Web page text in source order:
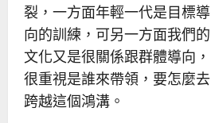
裂，一方面年輕一代是目標導
向的訓練，可另一方面我們的
文化又是很關係跟群體導向，
很重視是誰來帶領，要怎麼去
跨越這個鴻溝。